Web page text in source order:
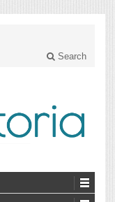
Search